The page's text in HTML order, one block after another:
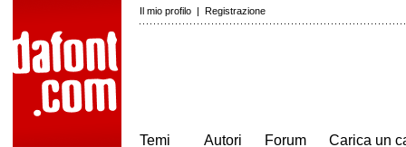
Il mio profilo | Registrazione
Temi
Autori
Forum
Carica un